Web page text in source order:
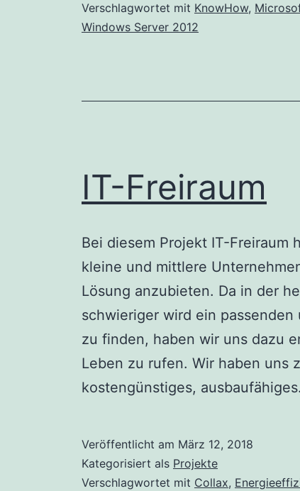
Verschlagwortet mit KnowHow,
Windows Server 2012
IT-Freiraum
Bei diesem Projekt IT-Freiraum
kleine und mittlere
Lösung anzubieten. Da in der
schwieriger wird ein passenden
zu finden, haben wir uns dazu
Leben zu rufen. Wir haben uns
kostengünstiges,
Veröffentlicht am März 12, 2018
Kategorisiert als Projekte
Verschlagwortet mit Collax,